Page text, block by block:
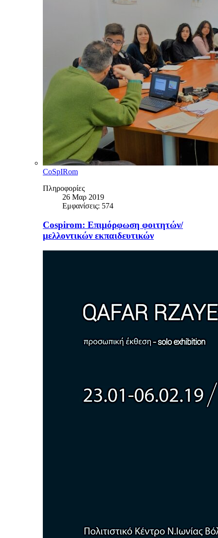
CoSpIRom
Πληροφορίες
26 Μαρ 2019
Εμφανίσεις: 574
Cospirom: Επιμόρφωση φοιτητών/
μελλοντικών εκπαιδευτικών